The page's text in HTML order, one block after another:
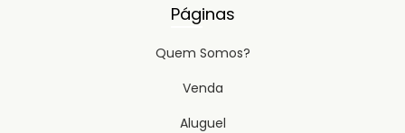
Páginas
Quem Somos?
Venda
Aluguel